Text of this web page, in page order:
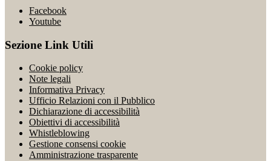
Facebook
Youtube
Sezione Link Utili
Cookie policy
Note legali
Informativa Privacy
Ufficio Relazioni con il Pubblico
Dichiarazione di accessibilità
Obiettivi di accessibilità
Whistleblowing
Gestione consensi cookie
Amministrazione trasparente